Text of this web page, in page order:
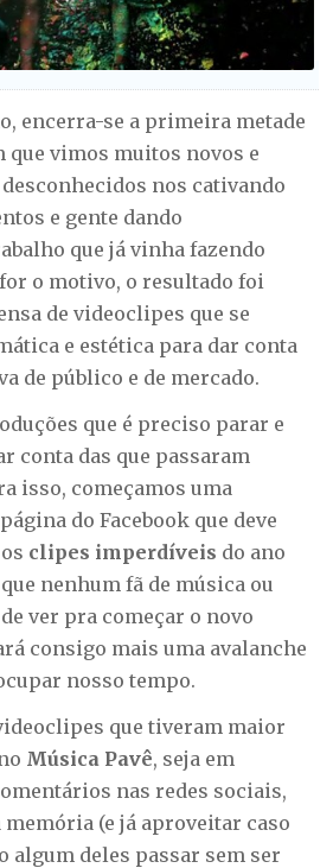
encerra-se a primeira metade
que vimos muitos novos e
nos cativando
e gente dando
que já vinha fazendo
o motivo, o resultado foi
de videoclipes que se
e estética para dar conta
de público e de mercado.
que é preciso parar e
conta das que passaram
isso, começamos uma
do Facebook que deve
clipes imperdíveis do ano
nenhum fã de música ou
ver pra começar o novo
consigo mais uma avalanche
nosso tempo.
que tiveram maior
Música Pavê, seja em
nas redes sociais,
(e já aproveitar caso
algum deles passar sem ser